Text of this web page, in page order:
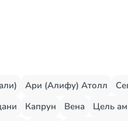
Ари (Алифу) Атолл
Капрун Вена Цель